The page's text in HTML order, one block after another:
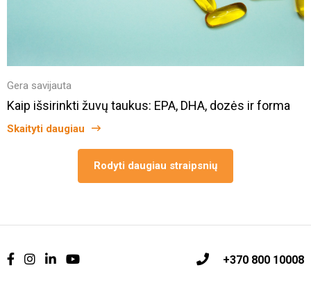
Gera savijauta
Kaip išsirinkti žuvų taukus: EPA, DHA, dozės ir forma
Skaityti daugiau
Rodyti daugiau straipsnių
+370 800 10008